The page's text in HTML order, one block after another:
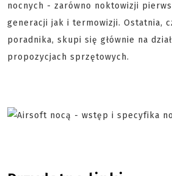
nocnych - zarówno noktowizji
generacji jak i termowizji. Ostatnia,
poradnika, skupi się głównie na
propozycjach sprzętowych.